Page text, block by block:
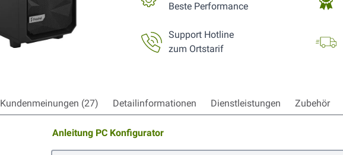
Beste Performance
Support Hotline
zum Ortstarif
Kundenmeinungen (27) Detailinformationen Dienstleistungen Zubehör
Anleitung PC Konfigurator